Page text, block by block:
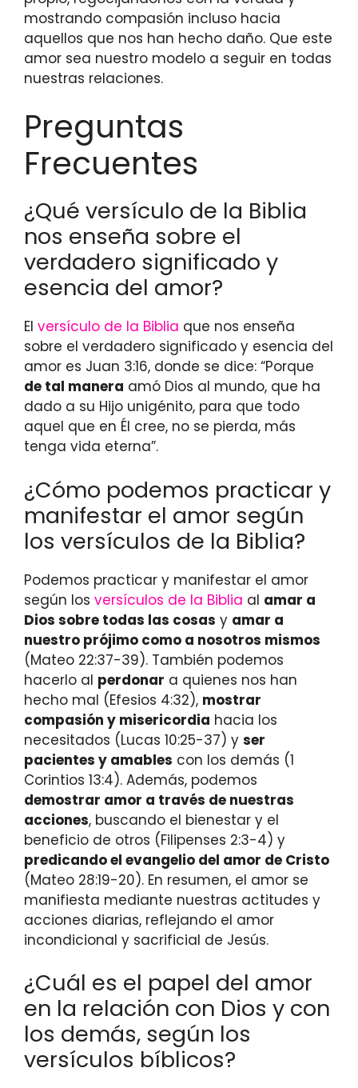
mostrando compasión incluso hacia
aquellos que nos han hecho daño. Que este
amor sea nuestro modelo a seguir en todas
nuestras relaciones.
Preguntas
Frecuentes
¿Qué versículo de la Biblia
nos enseña sobre el
verdadero significado y
esencia del amor?
El versículo de la Biblia que nos enseña
sobre el verdadero significado y esencia del
amor es Juan 3:16, donde se dice: “Porque
de tal manera amó Dios al mundo, que ha
dado a su Hijo unigénito, para que todo
aquel que en Él cree, no se pierda, más
tenga vida eterna”.
¿Cómo podemos practicar y
manifestar el amor según
los versículos de la Biblia?
Podemos practicar y manifestar el amor
según los versículos de la Biblia al amar a
Dios sobre todas las cosas y amar a
nuestro prójimo como a nosotros mismos
(Mateo 22:37-39). También podemos
hacerlo al perdonar a quienes nos han
hecho mal (Efesios 4:32), mostrar
compasión y misericordia hacia los
necesitados (Lucas 10:25-37) y ser
pacientes y amables con los demás (1
Corintios 13:4). Además, podemos
demostrar amor a través de nuestras
acciones, buscando el bienestar y el
beneficio de otros (Filipenses 2:3-4) y
predicando el evangelio del amor de Cristo
(Mateo 28:19-20). En resumen, el amor se
manifiesta mediante nuestras actitudes y
acciones diarias, reflejando el amor
incondicional y sacrificial de Jesús.
¿Cuál es el papel del amor
en la relación con Dios y con
los demás, según los
versículos bíblicos?